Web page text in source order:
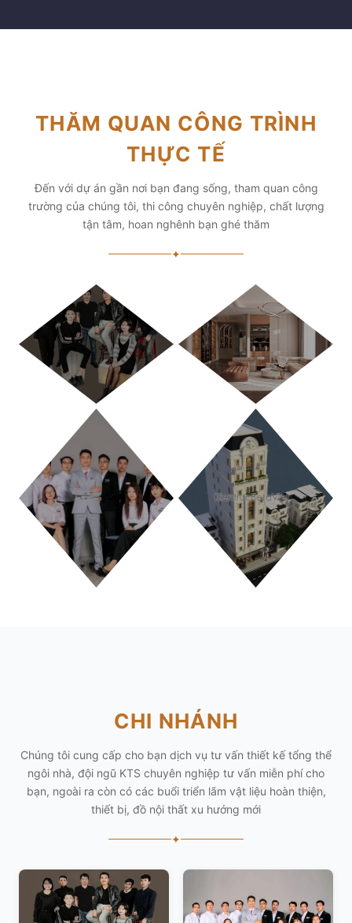
THĂM QUAN CÔNG TRÌNH
THỰC TẾ
Đến với dự án gần nơi bạn đang sống, tham quan công
trường của chúng tôi, thi công chuyên nghiệp, chất lượng
tận tâm, hoan nghênh bạn ghé thăm
✦
TP. HỒ CHÍ MINH
CHI NHÁNH
Chúng tôi cung cấp cho bạn dịch vụ tư vấn thiết kế tổng thể
ngôi nhà, đội ngũ KTS chuyên nghiệp tư vấn miễn phí cho
bạn, ngoài ra còn có các buổi triển lãm vật liệu hoàn thiện,
thiết bị, đồ nội thất xu hướng mới
✦